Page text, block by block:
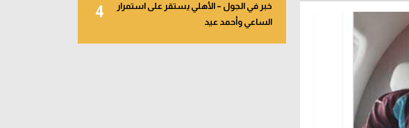
4
خبر في الجول – الأهلي يستقر على استمرار
الساعي وأحمد عيد